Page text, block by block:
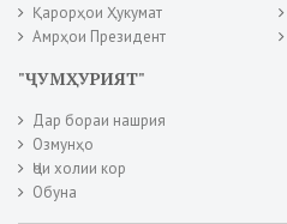
Қарорҳои Ҳукумат
Амрҳои Президент
"ҶУМҲУРИЯТ"
Дар бораи нашрия
Озмунҳо
Ҷои холии кор
Обуна